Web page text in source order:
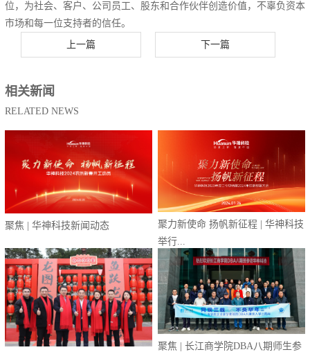
位，为社会、客户、公司员工、股东和合作伙伴创造价值，不辜负资本
市场和每一位支持者的信任。
上一篇 下一篇
相关新闻
RELATED NEWS
聚焦 | 华神科技新闻动态
聚力新使命 扬帆新征程 | 华神科技
举行...
聚焦 | 长江商学院DBA八期师生参